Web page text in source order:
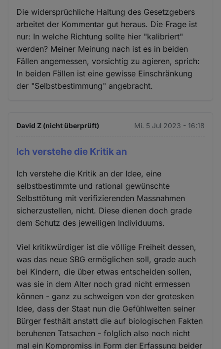
Die widersprüchliche Haltung des Gesetzgebers
arbeitet der Kommentar gut heraus. Die Frage ist
nur: In welche Richtung sollte hier "kalibriert"
werden? Meiner Meinung nach ist es in beiden
Fällen angemessen, vorsichtig zu agieren, sprich:
In beiden Fällen ist eine gewisse Einschränkung
der "Selbstbestimmung" angebracht.
David Z (nicht überprüft) Mi. 5 Jul 2023 - 16:18
Ich verstehe die Kritik an
Ich verstehe die Kritik an der Idee, eine
selbstbestimmte und rational gewünschte
Selbsttötung mit verifizierenden Massnahmen
sicherzustellen, nicht. Diese dienen doch grade
dem Schutz des jeweiligen Individuums.
Viel kritikwürdiger ist die völlige Freiheit dessen,
was das neue SBG ermöglichen soll, grade auch
bei Kindern, die über etwas entscheiden sollen,
was sie in dem Alter noch grad nicht ermessen
können - ganz zu schweigen von der grotesken
Idee, dass der Staat nun die Gefühlwelten seiner
Bürger festhält anstatt die auf biologischen Fakten
beruhenen Tatsachen - folglich also noch nicht
mal ein Kompromiss in Form der Erfassung beider